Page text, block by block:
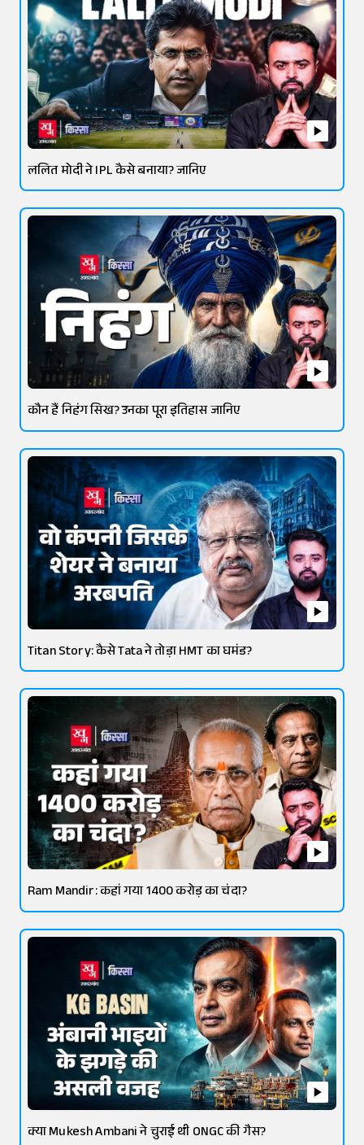
ललित मोदी ने IPL कैसे बनाया? जानिए
कौन हैं निहंग सिख? उनका पूरा इतिहास जानिए
Titan Story: कैसे Tata ने तोड़ा HMT का घमंड?
Ram Mandir: कहां गया 1400 करोड़ का चंदा?
क्या Mukesh Ambani ने चुराई थी ONGC की गैस?